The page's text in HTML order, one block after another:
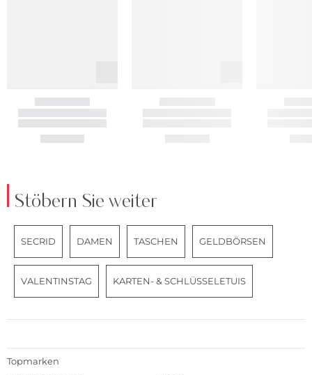
Stöbern Sie weiter
SECRID DAMEN TASCHEN GELDBÖRSEN
VALENTINSTAG KARTEN- & SCHLÜSSELETUIS
Topmarken